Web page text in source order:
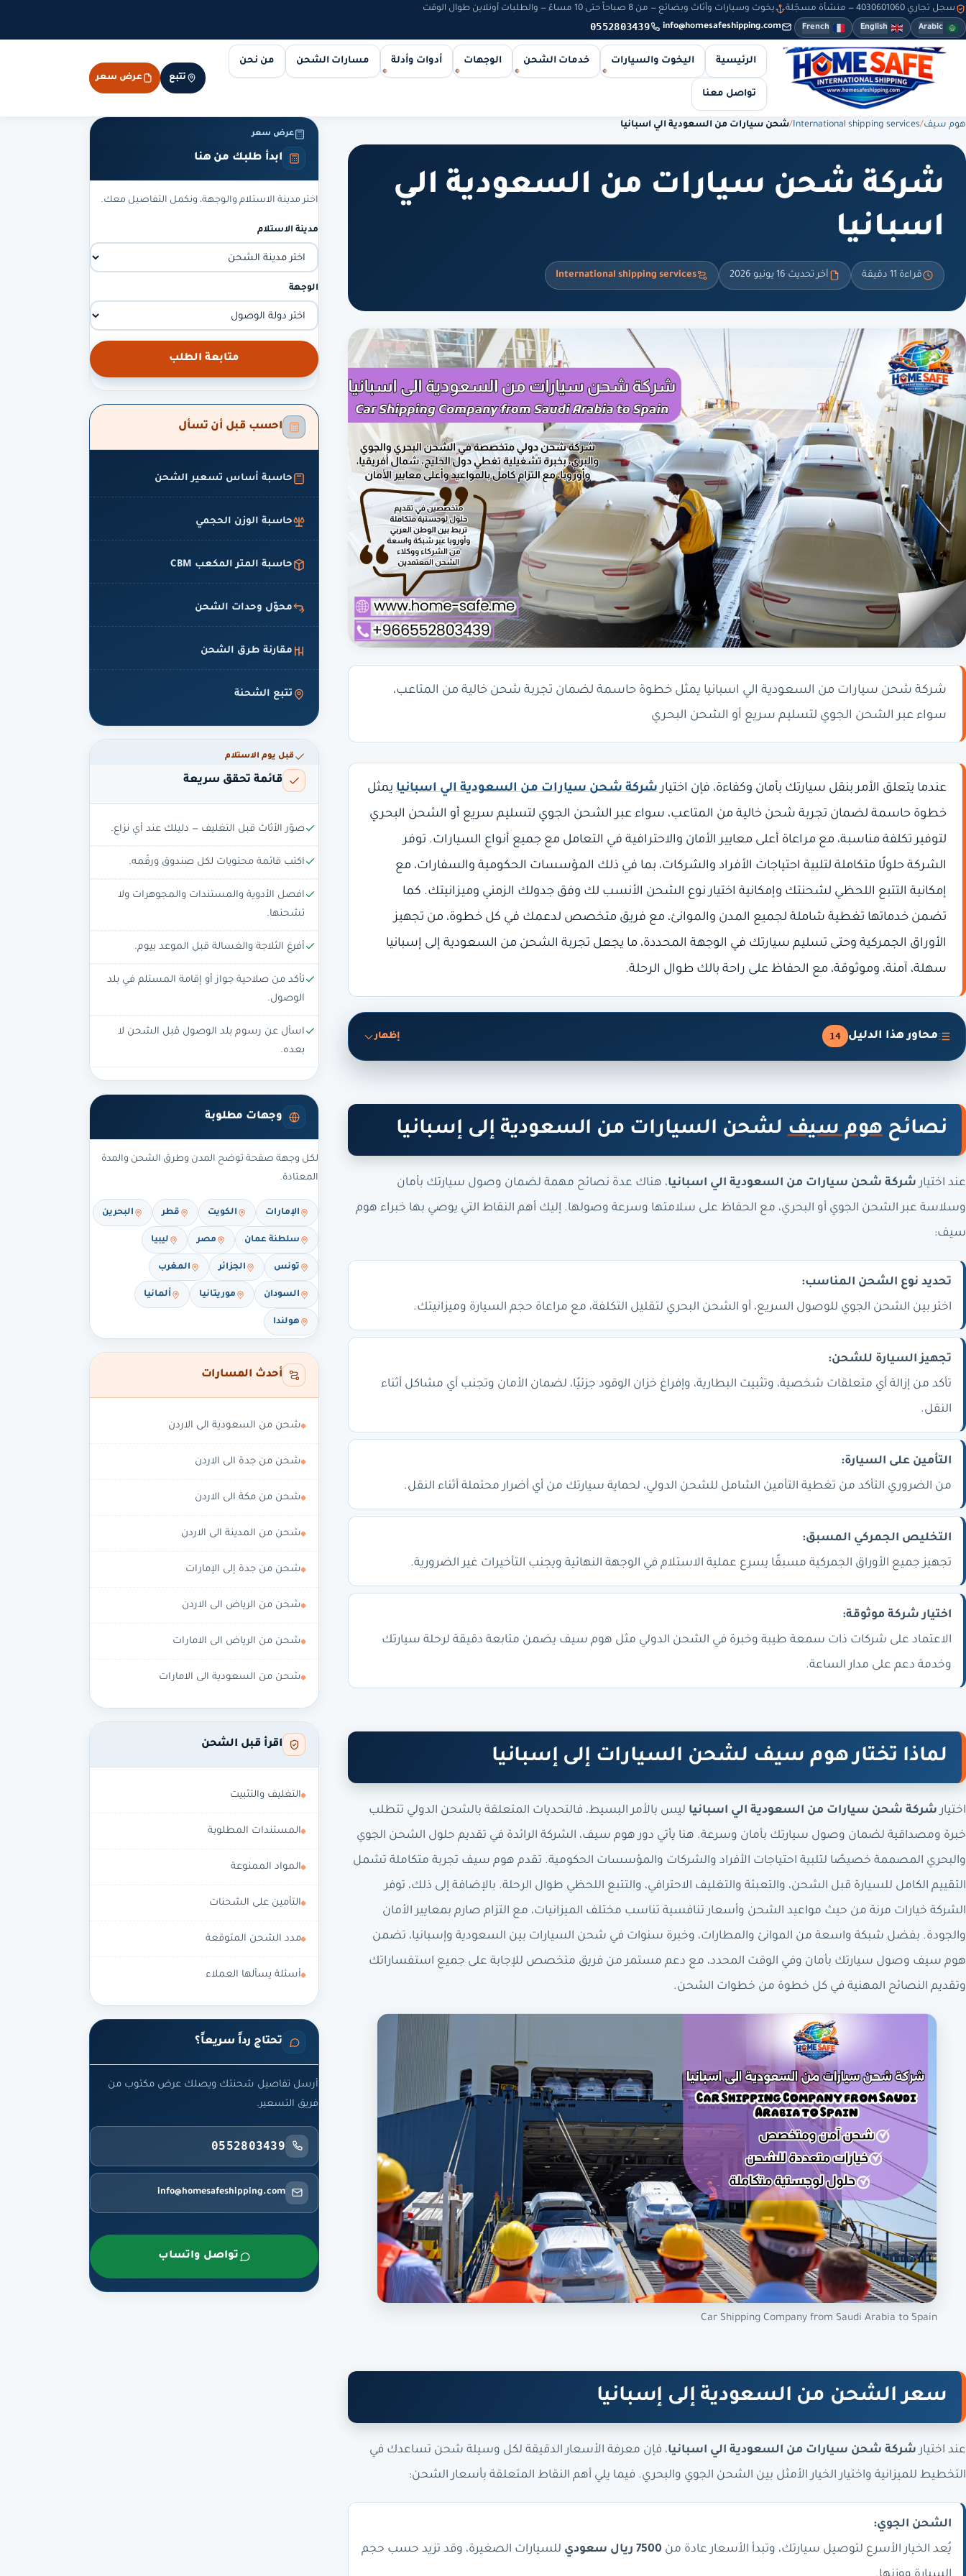
سجل تجاري 4030601060 — منشأة مسجّلة يخوت وسيارات وأثاث وبضائع — من 8 صباحاً حتى 10 مساءً — والطلبات أونلاين طوال الوقت
Arabic
English
French
info@homesafeshipping.com
0552803439
الرئيسية اليخوت والسيارات خدمات الشحن الوجهات أدوات وأدلة مسارات الشحن من نحن
تواصل معنا
تتبع عرض سعر
هوم سيف/
International shipping services
/شحن سيارات من السعودية الي اسبانيا
شركة شحن سيارات من السعودية الي
اسبانيا
قراءة 11 دقيقة آخر تحديث 16 يونيو 2026 International shipping services
شركة شحن سيارات من السعودية الي اسبانيا يمثل خطوة حاسمة لضمان تجربة شحن خالية من المتاعب،
سواء عبر الشحن الجوي لتسليم سريع أو الشحن البحري
عندما يتعلق الأمر بنقل سيارتك بأمان وكفاءة، فإن اختيارشركة شحن سيارات من السعودية الي اسبانيا يمثل
خطوة حاسمة لضمان تجربة شحن خالية من المتاعب، سواء عبر الشحن الجوي لتسليم سريع أو الشحن البحري
لتوفير تكلفة مناسبة، مع مراعاة أعلى معايير الأمان والاحترافية في التعامل مع جميع أنواع السيارات. توفر
الشركة حلولًا متكاملة لتلبية احتياجات الأفراد والشركات، بما في ذلك المؤسسات الحكومية والسفارات، مع
إمكانية التتبع اللحظي لشحنتك وإمكانية اختيار نوع الشحن الأنسب لك وفق جدولك الزمني وميزانيتك. كما
تضمن خدماتها تغطية شاملة لجميع المدن والموانئ، مع فريق متخصص لدعمك في كل خطوة، من تجهيز
الأوراق الجمركية وحتى تسليم سيارتك في الوجهة المحددة، ما يجعل تجربة الشحن من السعودية إلى إسبانيا
سهلة، آمنة، وموثوقة، مع الحفاظ على راحة بالك طوال الرحلة.
محاور هذا الدليل 14 إظهار
نصائح هوم سيفلشحن السيارات من السعودية إلى إسبانيا
عند اختيار شركة شحن سيارات من السعودية الي اسبانيا، هناك عدة نصائح مهمة لضمان وصول سيارتك بأمان
وسلاسة عبر الشحن الجوي أو البحري، مع الحفاظ على سلامتها وسرعة وصولها. إليك أهم النقاط التي يوصي بها خبراء هوم
سيف:
تحديد نوع الشحن المناسب:
اختر بين الشحن الجوي للوصول السريع، أو الشحن البحري لتقليل التكلفة، مع مراعاة حجم السيارة وميزانيتك.
تجهيز السيارة للشحن:
تأكد من إزالة أي متعلقات شخصية، وتثبيت البطارية، وإفراغ خزان الوقود جزئيًا، لضمان الأمان وتجنب أي مشاكل أثناء
النقل.
التأمين على السيارة:
من الضروري التأكد من تغطية التأمين الشامل للشحن الدولي، لحماية سيارتك من أي أضرار محتملة أثناء النقل.
التخليص الجمركي المسبق:
تجهيز جميع الأوراق الجمركية مسبقًا يسرع عملية الاستلام في الوجهة النهائية ويجنب التأخيرات غير الضرورية.
اختيار شركة موثوقة:
الاعتماد على شركات ذات سمعة طيبة وخبرة في الشحن الدولي مثل هوم سيف يضمن متابعة دقيقة لرحلة سيارتك
وخدمة دعم على مدار الساعة.
لماذا تختار هوم سيف لشحن السيارات إلى إسبانيا
اختيار شركة شحن سيارات من السعودية الي اسبانيا ليس بالأمر البسيط، فالتحديات المتعلقة بالشحن الدولي تتطلب
خبرة ومصداقية لضمان وصول سيارتك بأمان وسرعة. هنا يأتي دور هوم سيف، الشركة الرائدة في تقديم حلول الشحن الجوي
والبحري المصممة خصيصًا لتلبية احتياجات الأفراد والشركات والمؤسسات الحكومية. تقدم هوم سيف تجربة متكاملة تشمل
التقييم الكامل للسيارة قبل الشحن، والتعبئة والتغليف الاحترافي، والتتبع اللحظي طوال الرحلة. بالإضافة إلى ذلك، توفر
الشركة خيارات مرنة من حيث مواعيد الشحن وأسعار تنافسية تناسب مختلف الميزانيات، مع التزام صارم بمعايير الأمان
والجودة. بفضل شبكة واسعة من الموانئ والمطارات، وخبرة سنوات في شحن السيارات بين السعودية وإسبانيا، تضمن
هوم سيف وصول سيارتك بأمان وفي الوقت المحدد، مع دعم مستمر من فريق متخصص للإجابة على جميع استفساراتك
وتقديم النصائح المهنية في كل خطوة من خطوات الشحن.
Car Shipping Company from Saudi Arabia to Spain
سعر الشحن من السعودية إلى إسبانيا
عند اختيار شركة شحن سيارات من السعودية الي اسبانيا، فإن معرفة الأسعار الدقيقة لكل وسيلة شحن تساعدك في
التخطيط للميزانية واختيار الخيار الأمثل بين الشحن الجوي والبحري. فيما يلي أهم النقاط المتعلقة بأسعار الشحن:
الشحن الجوي:
يُعد الخيار الأسرع لتوصيل سيارتك، وتبدأ الأسعار عادة من 7500 ريال سعودي للسيارات الصغيرة، وقد تزيد حسب حجم
عرض سعر
ابدأ طلبك من هنا
اختر مدينة الاستلام والوجهة، ونكمل التفاصيل معك.
مدينة الاستلام
الوجهة
متابعة الطلب
احسب قبل أن تسأل
حاسبة أساس تسعير الشحن
حاسبة الوزن الحجمي
حاسبة المتر المكعب CBM
محوّل وحدات الشحن
مقارنة طرق الشحن
تتبع الشحنة
قبل يوم الاستلام
قائمة تحقق سريعة
صوّر الأثاث قبل التغليف — دليلك عند أي نزاع.
اكتب قائمة محتويات لكل صندوق ورقّمه.
افصل الأدوية والمستندات والمجوهرات ولا
تشحنها.
أفرغ الثلاجة والغسالة قبل الموعد بيوم.
تأكد من صلاحية جواز أو إقامة المستلم في بلد
الوصول.
اسأل عن رسوم بلد الوصول قبل الشحن لا
بعده.
وجهات مطلوبة
لكل وجهة صفحة توضح المدن وطرق الشحن والمدة
المعتادة.
الإمارات الكويت قطر البحرين
سلطنة عمان مصر ليبيا
تونس الجزائر المغرب
السودان موريتانيا ألمانيا
هولندا
أحدث المسارات
شحن من السعودية الى الاردن
شحن من جدة الى الاردن
شحن من مكة الى الاردن
شحن من المدينة الى الاردن
شحن من جدة إلى الإمارات
شحن من الرياض الى الاردن
شحن من الرياض الى الامارات
شحن من السعودية الى الامارات
اقرأ قبل الشحن
التغليف والتثبيت
المستندات المطلوبة
المواد الممنوعة
التأمين على الشحنات
مدد الشحن المتوقعة
أسئلة يسألها العملاء
تحتاج رداً سريعاً؟
أرسل تفاصيل شحنتك ويصلك عرض مكتوب من
فريق التسعير.
0552803439
info@homesafeshipping.com
تواصل واتساب